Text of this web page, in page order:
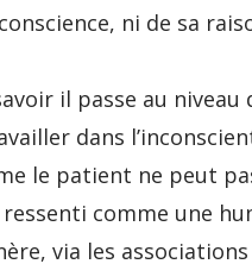
ni de sa
il passe au niveau
dans
le patient ne peut
ressenti comme une
via les associations